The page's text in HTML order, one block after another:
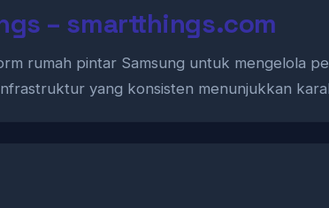
– smartthings.com
rumah pintar Samsung untuk mengelola
yang konsisten menunjukkan